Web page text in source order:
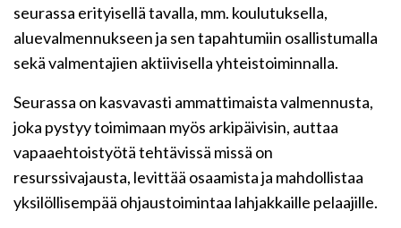
seurassa erityisellä tavalla, mm. koulutuksella,
aluevalmennukseen ja sen tapahtumiin osallistumalla
sekä valmentajien aktiivisella yhteistoiminnalla.
Seurassa on kasvavasti ammattimaista valmennusta,
joka pystyy toimimaan myös arkipäivisin, auttaa
vapaaehtoistyötä tehtävissä missä on
resurssivajausta, levittää osaamista ja mahdollistaa
yksilöllisempää ohjaustoimintaa lahjakkaille pelaajille.